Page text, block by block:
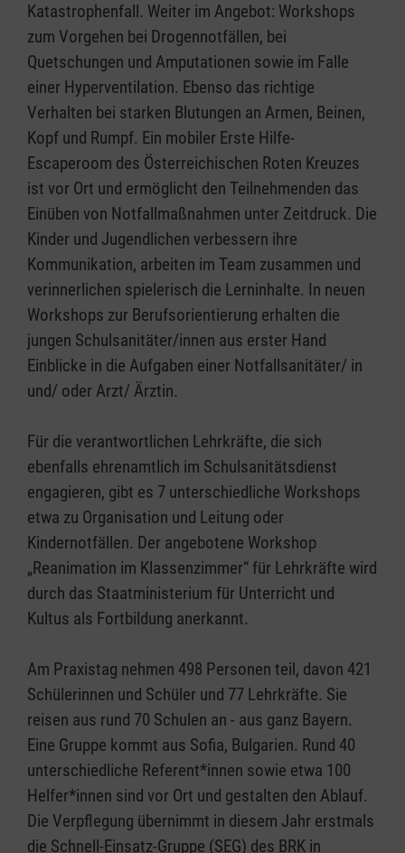
Katastrophenfall. Weiter im Angebot: Workshops
zum Vorgehen bei Drogennotfällen, bei
Quetschungen und Amputationen sowie im Falle
einer Hyperventilation. Ebenso das richtige
Verhalten bei starken Blutungen an Armen, Beinen,
Kopf und Rumpf. Ein mobiler Erste Hilfe-
Escaperoom des Österreichischen Roten Kreuzes
ist vor Ort und ermöglicht den Teilnehmenden das
Einüben von Notfallmaßnahmen unter Zeitdruck. Die
Kinder und Jugendlichen verbessern ihre
Kommunikation, arbeiten im Team zusammen und
verinnerlichen spielerisch die Lerninhalte. In neuen
Workshops zur Berufsorientierung erhalten die
jungen Schulsanitäter/innen aus erster Hand
Einblicke in die Aufgaben einer Notfallsanitäter/ in
und/ oder Arzt/ Ärztin.
Für die verantwortlichen Lehrkräfte, die sich
ebenfalls ehrenamtlich im Schulsanitätsdienst
engagieren, gibt es 7 unterschiedliche Workshops
etwa zu Organisation und Leitung oder
Kindernotfällen. Der angebotene Workshop
„Reanimation im Klassenzimmer“ für Lehrkräfte wird
durch das Staatministerium für Unterricht und
Kultus als Fortbildung anerkannt.
Am Praxistag nehmen 498 Personen teil, davon 421
Schülerinnen und Schüler und 77 Lehrkräfte. Sie
reisen aus rund 70 Schulen an - aus ganz Bayern.
Eine Gruppe kommt aus Sofia, Bulgarien. Rund 40
unterschiedliche Referent*innen sowie etwa 100
Helfer*innen sind vor Ort und gestalten den Ablauf.
Die Verpflegung übernimmt in diesem Jahr erstmals
die Schnell-Einsatz-Gruppe (SEG) des BRK in